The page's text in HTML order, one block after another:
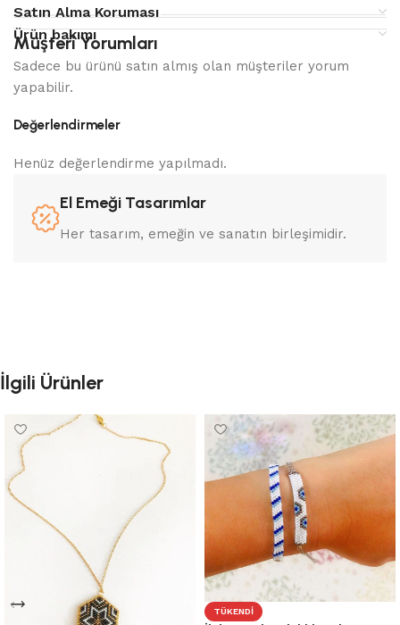
Satın Alma Koruması
Ürün bakımı
Müşteri Yorumları
Değerlendirmeler
Henüz değerlendirme yapılmadı.
Sadece bu ürünü satın almış olan müşteriler yorum
yapabilir.
El Emeği Tasarımlar
Her tasarım, emeğin ve sanatın birleşimidir.
İlgili Ürünler
TÜKENDI